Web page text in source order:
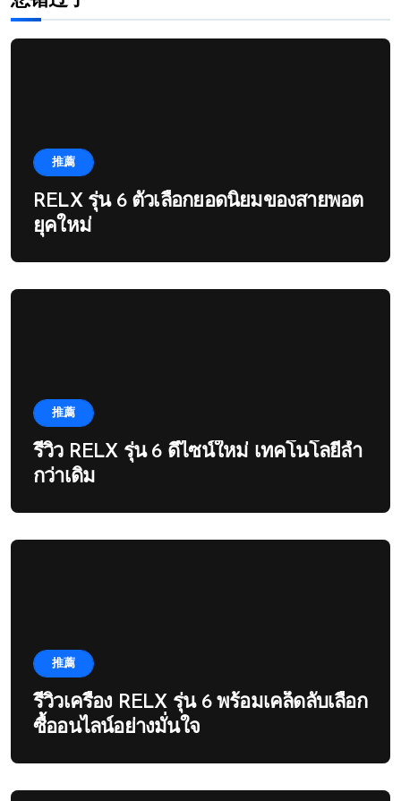
推薦
RELX รุ่น 6 ตัวเลือกยอดนิยมของสายพอต
ยุคใหม่
推薦
รีวิว RELX รุ่น 6 ดีไซน์ใหม่ เทคโนโลยีล้ำ
กว่าเดิม
推薦
รีวิวเครื่อง RELX รุ่น 6 พร้อมเคล็ดลับเลือก
ซื้ออนไลน์อย่างมั่นใจ